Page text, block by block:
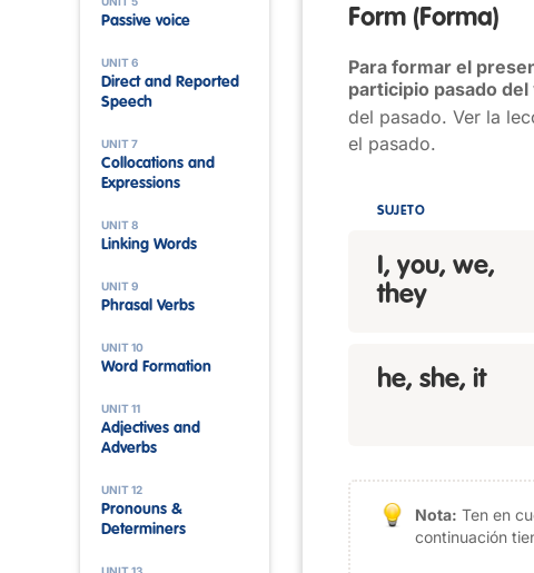
Passive voice
UNIT 6
Direct and Reported
Speech
UNIT 7
Collocations and
Expressions
UNIT 8
Linking Words
UNIT 9
Phrasal Verbs
UNIT 10
Word Formation
UNIT 11
Adjectives and
Adverbs
UNIT 12
Pronouns &
Determiners
Form (Forma)
Para formar el
participio pasado
del pasado. Ver la
el pasado.
SUJETO
I, you, we,
they
he, she, it
Nota: Ten en
continuación